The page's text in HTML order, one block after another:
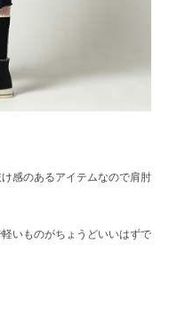
感のあるアイテムなので肩肘
いものがちょうどいいはずで